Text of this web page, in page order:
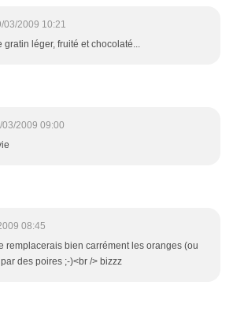
03/2009 10:21
gratin léger, fruité et chocolaté...
03/2009 09:00
08:45
remplacerais bien carrément les oranges (ou
des poires ;-)<br /> bizzz